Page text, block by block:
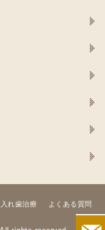
入れ歯治療 よくある質問